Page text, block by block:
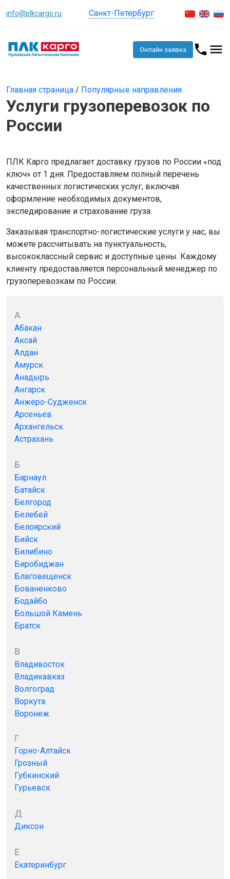
info@plkcargo.ru Санкт-Петербург
Онлайн заявка
Главная страница / Популярные направления
Услуги грузоперевозок по
России
ПЛК Карго предлагает доставку грузов по России «под
ключ» от 1 дня. Предоставляем полный перечень
качественных логистических услуг, включая
оформление необходимых документов,
экспедирование и страхование груза.
Заказывая транспортно-логистические услуги у нас, вы
можете рассчитывать на пунктуальность,
высококлассный сервис и доступные цены. Каждому
клиенту предоставляется персональный менеджер по
грузоперевозкам по России.
А
Абакан
Аксай
Алдан
Амурск
Анадырь
Ангарск
Анжеро-Судженск
Арсеньев
Архангельск
Астрахань
Б
Барнаул
Батайск
Белгород
Белебей
Белоярский
Бийск
Билибино
Биробиджан
Благовещенск
Бованенково
Бодайбо
Большой Камень
Братск
В
Владивосток
Владикавказ
Волгоград
Воркута
Воронеж
Г
Горно-Алтайск
Грозный
Губкинский
Гурьевск
Д
Диксон
Е
Екатеринбург